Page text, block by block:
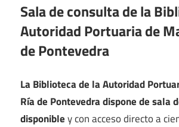
Sala de consulta de la
Autoridad Portuaria de
de Pontevedra
La Biblioteca de la Autoridad
Ría de Pontevedra dispone de sala
disponibley con acceso directo a